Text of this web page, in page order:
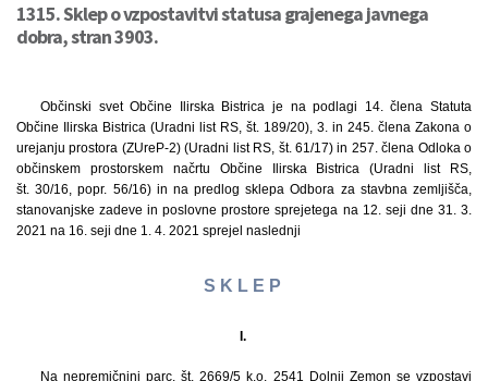
1315. Sklep o vzpostavitvi statusa grajenega javnega
dobra, stran 3903.
Občinski svet Občine Ilirska Bistrica je na podlagi 14. člena Statuta
Občine Ilirska Bistrica (Uradni list RS, št. 189/20), 3. in 245. člena Zakona o
urejanju prostora (ZUreP-2) (Uradni list RS, št. 61/17) in 257. člena Odloka o
občinskem prostorskem načrtu Občine Ilirska Bistrica (Uradni list RS,
št. 30/16, popr. 56/16) in na predlog sklepa Odbora za stavbna zemljišča,
stanovanjske zadeve in poslovne prostore sprejetega na 12. seji dne 31. 3.
2021 na 16. seji dne 1. 4. 2021 sprejel naslednji
S K L E P
I.
Na nepremičnini parc. št. 2669/5 k.o. 2541 Dolnji Zemon se vzpostavi